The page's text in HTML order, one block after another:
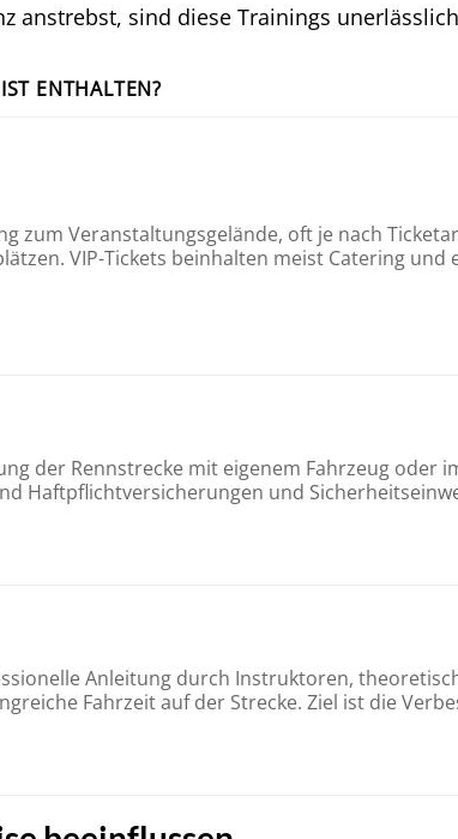
anstrebst, sind diese Trainings
ENTHALTEN?
zum Veranstaltungsgelände, oft je nach
VIP-Tickets beinhalten meist Catering und
der Rennstrecke mit eigenem Fahrzeug oder
Haftpflichtversicherungen und
Anleitung durch Instruktoren,
Fahrzeit auf der Strecke. Ziel ist die